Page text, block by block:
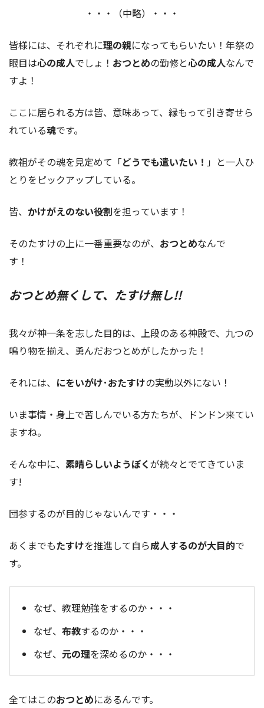
・・・（中略）・・・
皆様には、それぞれに理の親になってもらいたい！年祭の
眼目は心の成人でしょ！ おつとめの勤修と心の成人なんで
すよ！
ここに居られる方は皆、意味あって、縁もって引き寄せら
れている魂です。
教祖がその魂を見定めて「どうでも遣いたい！ 」と一人ひ
とりをピックアップしている。
皆、 かけがえのない役割を担っています！
そのたすけの上に一番重要なのが、 おつとめなんで
す！
おつとめ無くして、たすけ無し!!
我々が神一条を志した目的は、上段のある神殿で、九つの
鳴り物を揃え、勇んだおつとめがしたかった！
それには、 にをいがけ･おたすけの実動以外にない！
いま事情・身上で苦しんでいる方たちが、ドンドン来てい
ますね。
そんな中に、 素晴らしいようぼくが続々とでてきていま
す!
団参するのが目的じゃないんです・・・
あくまでもたすけを推進して自ら成人するのが大目的で
す。
なぜ、教理勉強をするのか・・・
なぜ、 布教するのか・・・
なぜ、 元の理を深めるのか・・・
全てはこのおつとめにあるんです。